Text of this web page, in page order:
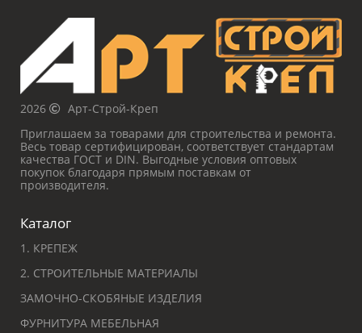
2026
Арт-Строй-Креп
Приглашаем за товарами для строительства и ремонта.
Весь товар сертифицирован, соответствует стандартам
качества ГОСТ и DIN. Выгодные условия оптовых
покупок благодаря прямым поставкам от
производителя.
Каталог
1. КРЕПЕЖ
2. СТРОИТЕЛЬНЫЕ МАТЕРИАЛЫ
ЗАМОЧНО-СКОБЯНЫЕ ИЗДЕЛИЯ
ФУРНИТУРА МЕБЕЛЬНАЯ